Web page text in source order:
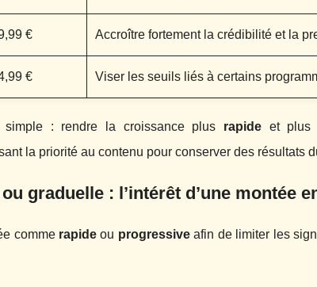
€ Accroître fortement la crédibilité et la
€ Viser les seuils liés à certains
simple : rendre la croissance plus rapide et plus
la priorité au contenu pour conserver des résultats
graduelle : l’intérêt d’une montée
comme rapide ou progressiveafin de limiter les